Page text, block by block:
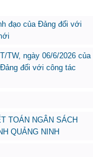
đạo của Đảng đối với
TW, ngày 06/6/2026 của
đối với công tác
TOÁN NGÂN SÁCH
QUẢNG NINH